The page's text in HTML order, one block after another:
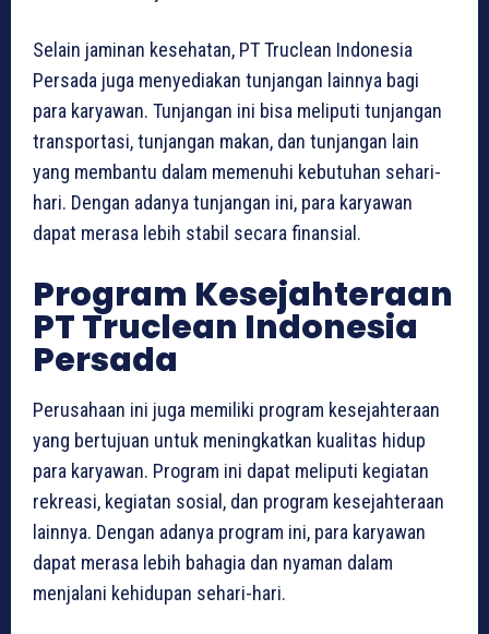
Selain jaminan kesehatan, PT Truclean Indonesia
Persada juga menyediakan tunjangan lainnya bagi
para karyawan. Tunjangan ini bisa meliputi tunjangan
transportasi, tunjangan makan, dan tunjangan lain
yang membantu dalam memenuhi kebutuhan sehari-
hari. Dengan adanya tunjangan ini, para karyawan
dapat merasa lebih stabil secara finansial.
Program Kesejahteraan
PT Truclean Indonesia
Persada
Perusahaan ini juga memiliki program kesejahteraan
yang bertujuan untuk meningkatkan kualitas hidup
para karyawan. Program ini dapat meliputi kegiatan
rekreasi, kegiatan sosial, dan program kesejahteraan
lainnya. Dengan adanya program ini, para karyawan
dapat merasa lebih bahagia dan nyaman dalam
menjalani kehidupan sehari-hari.